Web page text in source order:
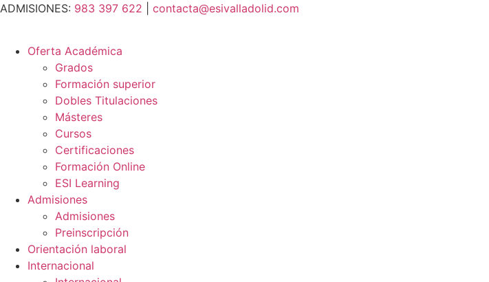
Ir
ADMISIONES: 983 397 622 contacta@esivalladolid.com
Oferta Académica
Grados
Formación superior
Dobles Titulaciones
Másteres
Cursos
Certificaciones
Formación Online
ESI Learning
Admisiones
Admisiones
Preinscripción
Orientación laboral
Internacional